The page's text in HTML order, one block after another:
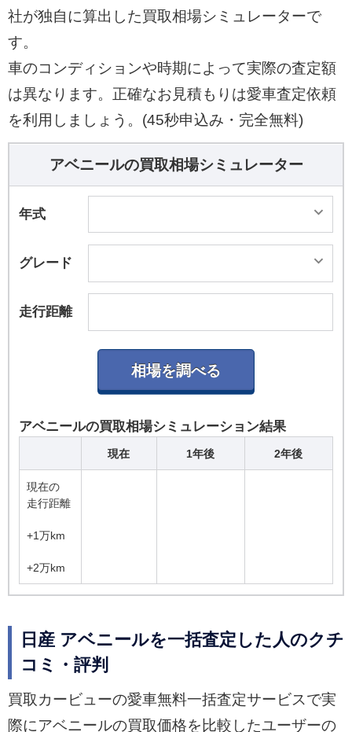
社が独自に算出した買取相場シミュレーターで
す。
車のコンディションや時期によって実際の査定額
は異なります。正確なお見積もりは愛車査定依頼
を利用しましょう。(45秒申込み・完全無料)
アベニールの買取相場シミュレーター
年式
グレード
走行距離
アベニールの買取相場シミュレーション結果
現在 1年後 2年後
現在の
走行距離
+1万km
+2万km
日産 アベニールを一括査定した人のクチ
コミ・評判
買取カービューの愛車無料一括査定サービスで実
際にアベニールの買取価格を比較したユーザーの